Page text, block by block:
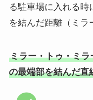
る駐車場に入れる
を結んだ距離（ミラ
ミラー・トゥ・ミ
の最端部を結んだ直